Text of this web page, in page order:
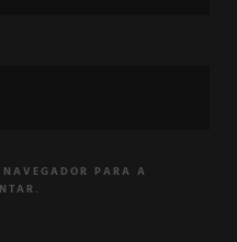
PARA A